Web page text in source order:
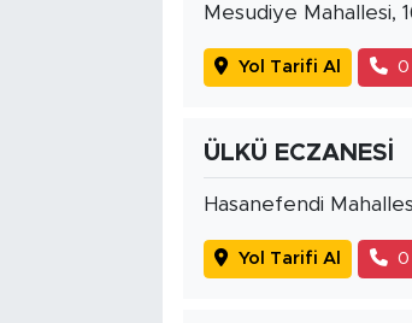
Mesudiye Mahallesi,
Yol Tarifi Al 0
ÜLKÜ ECZANESİ
Hasanefendi
Yol Tarifi Al 0